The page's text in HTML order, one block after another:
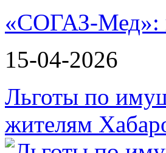
«СОГАЗ-Мед»:
15-04-2026
Льготы по
жителям